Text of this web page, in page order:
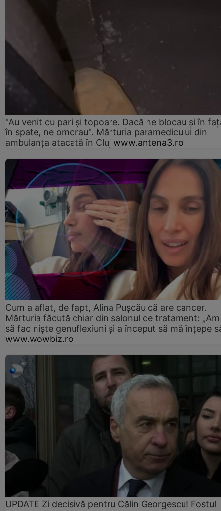
"Au venit cu pari și topoare. Dacă ne blocau şi în
în spate, ne omorau". Mărturia paramedicului din
ambulanţa atacată în Cluj www.antena3.ro
Cum a aflat, de fapt, Alina Pușcău că are cancer.
Mărturia făcută chiar din salonul de tratament:
să fac niște genuflexiuni și a început să mă înțepe
www.wowbiz.ro
UPDATE Zi decisivă pentru Călin Georgescu! Fostul